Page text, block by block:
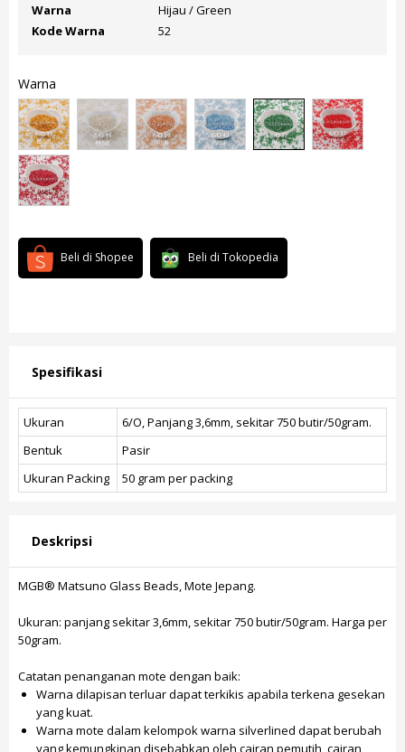
Warna
Hijau / Green
Kode Warna
52
Warna
Beli di Shopee Beli di Tokopedia
Spesifikasi
Ukuran
6/O, Panjang 3,6mm, sekitar 750 butir/50gram.
Bentuk
Pasir
Ukuran Packing
50 gram per packing
Deskripsi
MGB® Matsuno Glass Beads, Mote Jepang.
Ukuran: panjang sekitar 3,6mm, sekitar 750 butir/50gram. Harga per
50gram.
Catatan penanganan mote dengan baik:
Warna dilapisan terluar dapat terkikis apabila terkena gesekan
yang kuat.
Warna mote dalam kelompok warna silverlined dapat berubah
yang kemungkinan disebabkan oleh cairan pemutih, cairan